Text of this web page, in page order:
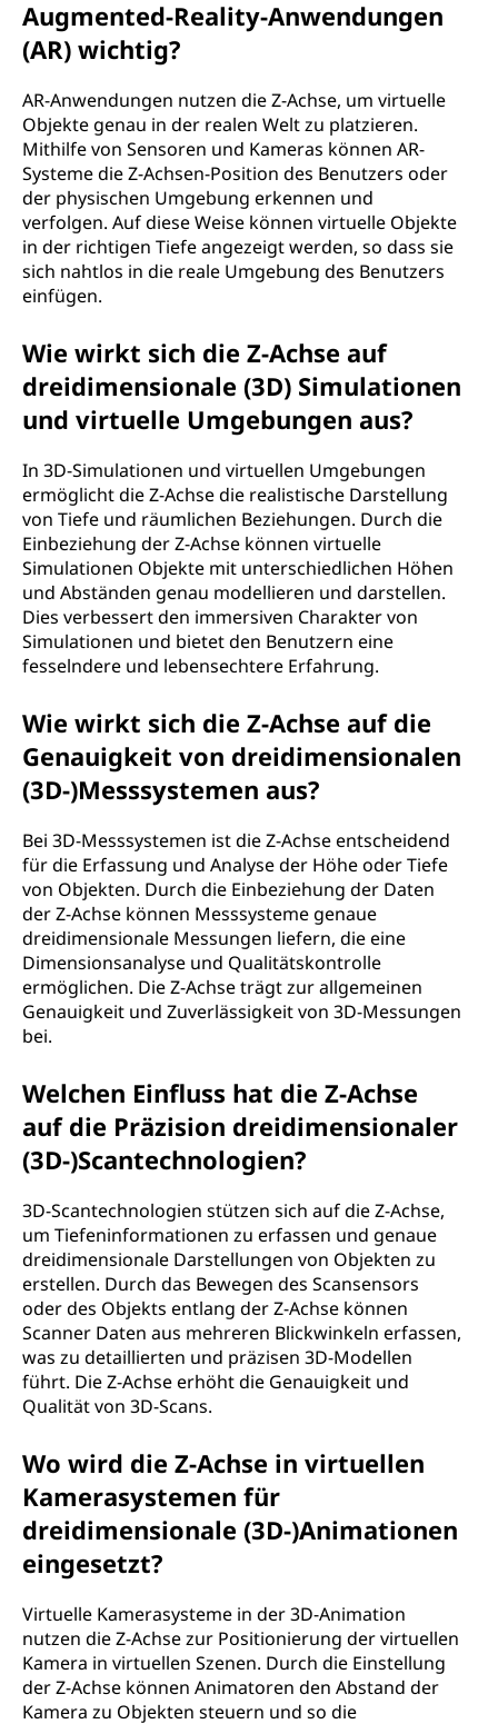
Augmented-Reality-Anwendungen
(AR) wichtig?
AR-Anwendungen nutzen die Z-Achse, um virtuelle
Objekte genau in der realen Welt zu platzieren.
Mithilfe von Sensoren und Kameras können AR-
Systeme die Z-Achsen-Position des Benutzers oder
der physischen Umgebung erkennen und
verfolgen. Auf diese Weise können virtuelle Objekte
in der richtigen Tiefe angezeigt werden, so dass sie
sich nahtlos in die reale Umgebung des Benutzers
einfügen.
Wie wirkt sich die Z-Achse auf
dreidimensionale (3D) Simulationen
und virtuelle Umgebungen aus?
In 3D-Simulationen und virtuellen Umgebungen
ermöglicht die Z-Achse die realistische Darstellung
von Tiefe und räumlichen Beziehungen. Durch die
Einbeziehung der Z-Achse können virtuelle
Simulationen Objekte mit unterschiedlichen Höhen
und Abständen genau modellieren und darstellen.
Dies verbessert den immersiven Charakter von
Simulationen und bietet den Benutzern eine
fesselndere und lebensechtere Erfahrung.
Wie wirkt sich die Z-Achse auf die
Genauigkeit von dreidimensionalen
(3D-)Messsystemen aus?
Bei 3D-Messsystemen ist die Z-Achse entscheidend
für die Erfassung und Analyse der Höhe oder Tiefe
von Objekten. Durch die Einbeziehung der Daten
der Z-Achse können Messsysteme genaue
dreidimensionale Messungen liefern, die eine
Dimensionsanalyse und Qualitätskontrolle
ermöglichen. Die Z-Achse trägt zur allgemeinen
Genauigkeit und Zuverlässigkeit von 3D-Messungen
bei.
Welchen Einfluss hat die Z-Achse
auf die Präzision dreidimensionaler
(3D-)Scantechnologien?
3D-Scantechnologien stützen sich auf die Z-Achse,
um Tiefeninformationen zu erfassen und genaue
dreidimensionale Darstellungen von Objekten zu
erstellen. Durch das Bewegen des Scansensors
oder des Objekts entlang der Z-Achse können
Scanner Daten aus mehreren Blickwinkeln erfassen,
was zu detaillierten und präzisen 3D-Modellen
führt. Die Z-Achse erhöht die Genauigkeit und
Qualität von 3D-Scans.
Wo wird die Z-Achse in virtuellen
Kamerasystemen für
dreidimensionale (3D-)Animationen
eingesetzt?
Virtuelle Kamerasysteme in der 3D-Animation
nutzen die Z-Achse zur Positionierung der virtuellen
Kamera in virtuellen Szenen. Durch die Einstellung
der Z-Achse können Animatoren den Abstand der
Kamera zu Objekten steuern und so die